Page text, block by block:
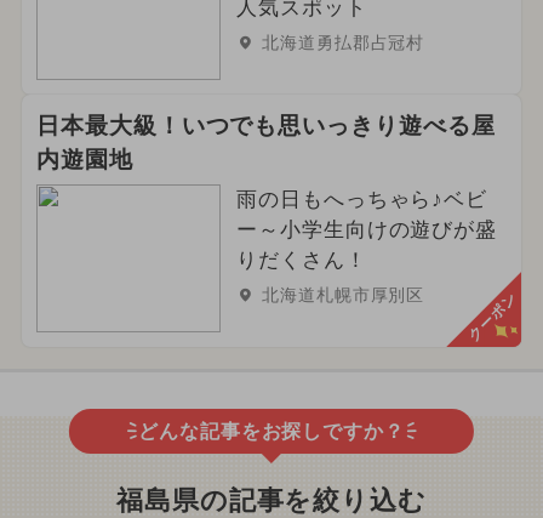
人気スポット
北海道勇払郡占冠村
日本最大級！いつでも思いっきり遊べる屋
内遊園地
雨の日もへっちゃら♪ベビ
ー～小学生向けの遊びが盛
りだくさん！
北海道札幌市厚別区 クーポン
どんな記事をお探しですか？
福島県の記事を絞り込む